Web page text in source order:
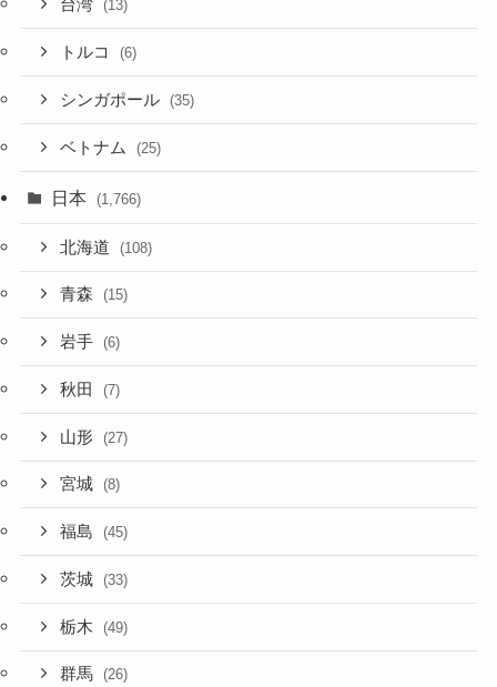
台湾 (13)
トルコ (6)
シンガポール (35)
ベトナム (25)
日本 (1,766)
北海道 (108)
青森 (15)
岩手 (6)
秋田 (7)
山形 (27)
宮城 (8)
福島 (45)
茨城 (33)
栃木 (49)
群馬 (26)